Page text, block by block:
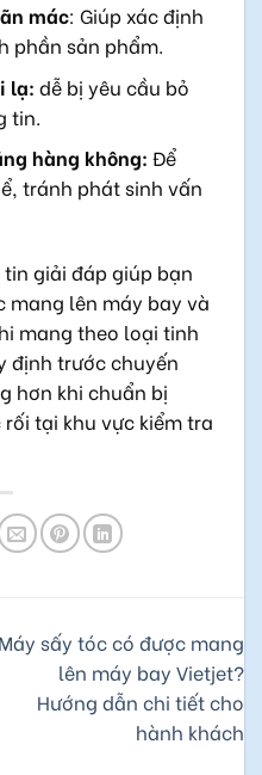
mác: Giúp xác định
phần sản phẩm.
lạ: dễ bị yêu cầu bỏ
tin.
hàng không: Để
tránh phát sinh vấn
giải đáp giúp bạn
mang lên máy bay và
mang theo loại tinh
định trước chuyến
hơn khi chuẩn bị
tại khu vực kiểm tra
Máy sấy tóc có được mang
lên máy bay Vietjet?
Hướng dẫn chi tiết cho
hành khách